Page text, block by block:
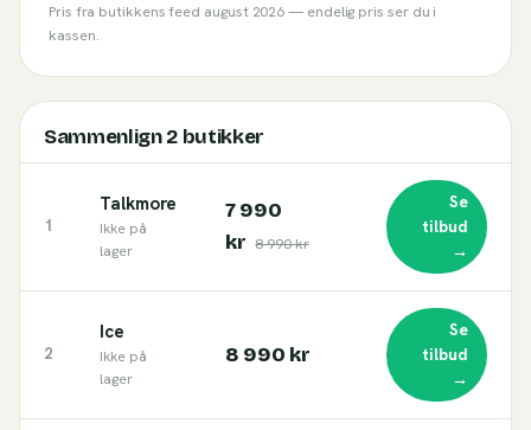
Pris fra butikkens feed august 2026— endelig pris ser du i
kassen.
Sammenlign2butikker
1
Talkmore
Ikke på
lager
7 990
kr 8 990 kr
Se
tilbud
→
2
Ice
Ikke på
lager
8 990 kr
Se
tilbud
→